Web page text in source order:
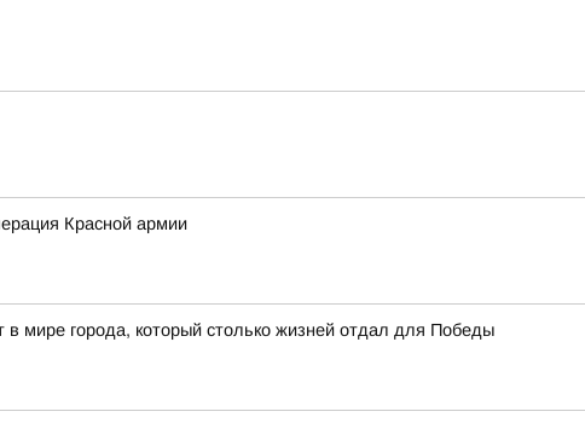
Красной армии
в мире города, который столько жизней отдал для Победы